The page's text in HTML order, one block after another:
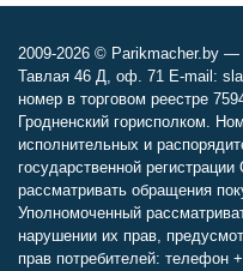
2009-2026 © Parikmacher.by
Тавлая 46 Д, оф. 71 E-mail:
номер в торговом реестре
Гродненский горисполком.
исполнительных и
государственной
рассматривать обращения
Уполномоченный
нарушении их прав,
прав потребителей: телефон